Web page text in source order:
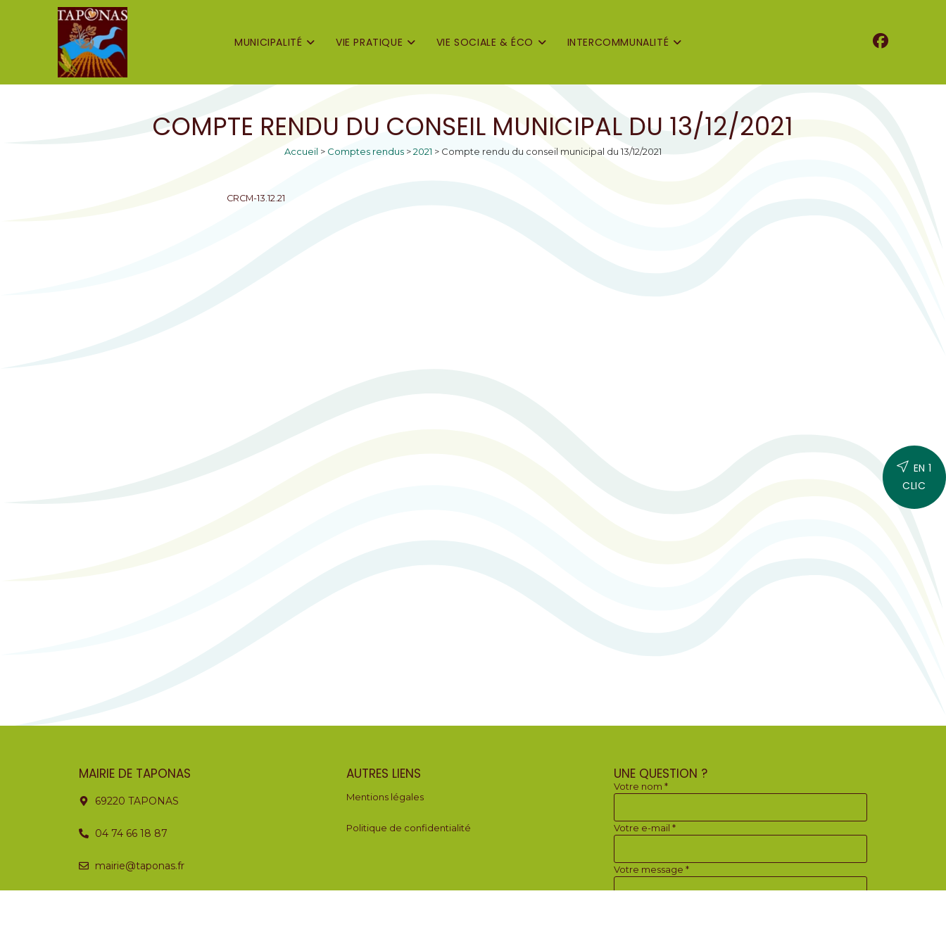
MUNICIPALITÉ VIE PRATIQUE VIE SOCIALE & ÉCO INTERCOMMUNALITÉ
EN 1
CLIC
COMPTE RENDU DU CONSEIL MUNICIPAL DU 13/12/2021
Accueil > Comptes rendus >2021 > Compte rendu du conseil municipal du 13/12/2021
CRCM-13.12.21
MAIRIE DE TAPONAS
69220 TAPONAS
04 74 66 18 87
mairie@taponas.fr
AUTRES LIENS
Mentions légales
Politique de confidentialité
UNE QUESTION ?
Votre nom *
Votre e-mail *
Votre message *